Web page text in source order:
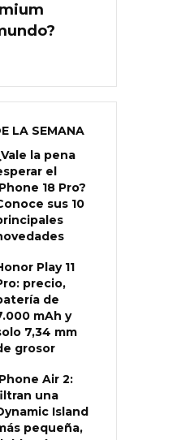
LA SEMANA
la pena
el
18 Pro?
sus 10
Play 11
precio,
de
mAh y
7,34 mm
grosor
Air 2:
una
Island
pequeña,